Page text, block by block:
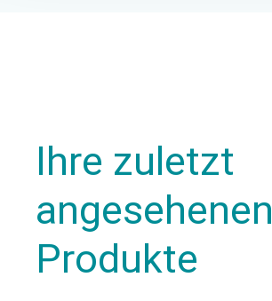
Ihre zuletzt
angesehenen
Produkte